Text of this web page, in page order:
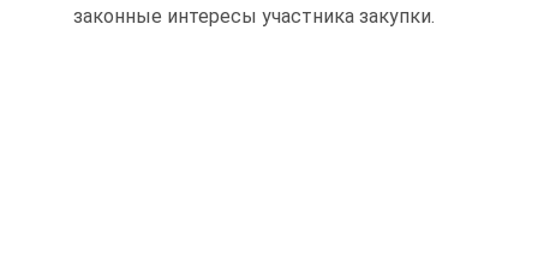
законные интересы участника закупки.